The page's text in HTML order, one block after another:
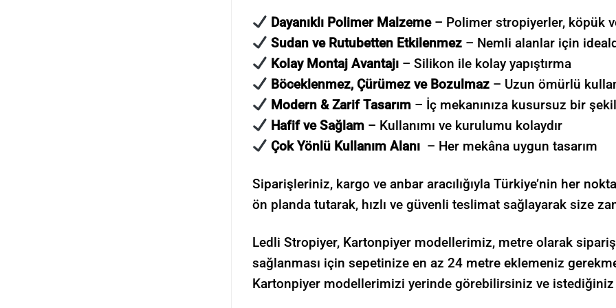
Dayanıklı Polimer Malzeme – Polimer stropiyerler, köpük
Sudan ve Rutubetten Etkilenmez– Nemli alanlar için
Kolay Montaj Avantajı– Silikon ile kolay yapıştırma
Böceklenmez, Çürümez ve Bozulmaz– Uzun ömürlü
Modern & Zarif Tasarım– İç mekanınıza kusursuz bir
Hafif ve Sağlam– Kullanımı ve kurulumu kolaydır
Çok Yönlü Kullanım Alanı– Her mekâna uygun tasarım
Siparişleriniz, kargo ve anbar aracılığıyla Türkiye’nin her
ön planda tutarak, hızlı ve güvenli teslimat sağlayarak size
Ledli Stropiyer, Kartonpiyer modellerimiz, metre olarak
sağlanması için sepetinize en az 24 metre eklemeniz
Kartonpiyer modellerimizi yerinde görebilirsiniz ve